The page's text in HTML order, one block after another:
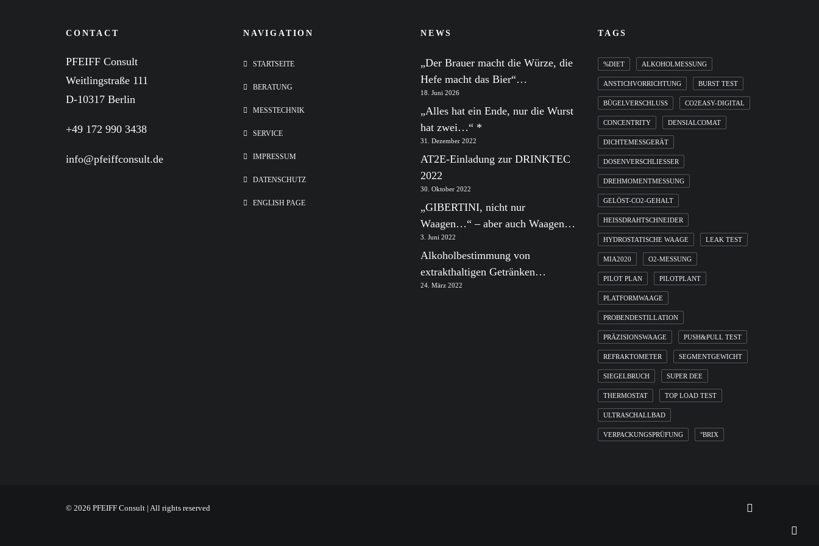
CONTACT
PFEIFF Consult
Weitlingstraße 111
D-10317 Berlin
+49 172 990 3438
info@pfeiffconsult.de
NAVIGATION
STARTSEITE
BERATUNG
MESSTECHNIK
SERVICE
IMPRESSUM
DATENSCHUTZ
ENGLISH PAGE
NEWS
„Der Brauer macht die Würze, die
Hefe macht das Bier“…
18. Juni 2026
„Alles hat ein Ende, nur die Wurst
hat zwei…“ *
31. Dezember 2022
AT2E-Einladung zur DRINKTEC
2022
30. Oktober 2022
„GIBERTINI, nicht nur
Waagen…“ – aber auch Waagen…
3. Juni 2022
Alkoholbestimmung von
extrakthaltigen Getränken…
24. März 2022
TAGS
%DIET ALKOHOLMESSUNG
ANSTICHVORRICHTUNG BURST TEST
BÜGELVERSCHLUSS CO2EASY-DIGITAL
CONCENTRITY DENSIALCOMAT
DICHTEMESSGERÄT
DOSENVERSCHLIESSER
DREHMOMENTMESSUNG
GELÖST-CO2-GEHALT
HEISSDRAHTSCHNEIDER
HYDROSTATISCHE WAAGE LEAK TEST
MIA2020 O2-MESSUNG
PILOT PLAN PILOTPLANT
PLATFORMWAAGE
PROBENDESTILLATION
PRÄZISIONSWAAGE PUSH&PULL TEST
REFRAKTOMETER SEGMENTGEWICHT
SIEGELBRUCH SUPER DEE
THERMOSTAT TOP LOAD TEST
ULTRASCHALLBAD
VERPACKUNGSPRÜFUNG °BRIX
© 2026 PFEIFF Consult | All rights reserved